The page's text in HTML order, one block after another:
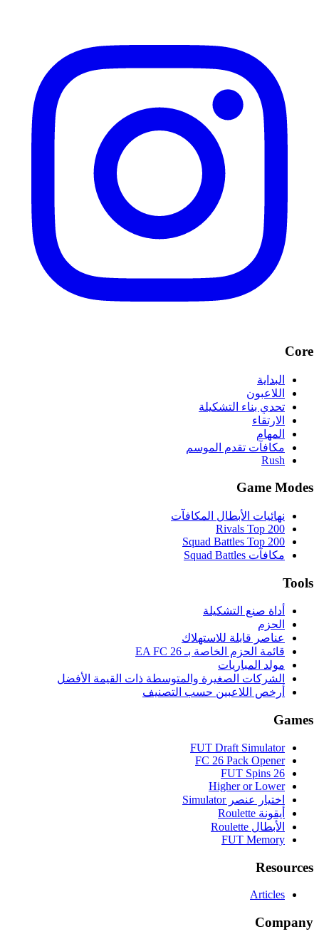
Core
البداية
اللاعبون
تحدي بناء التشكيلة
الارتقاء
المهام
مكافآت تقدم الموسم
Rush
Game Modes
نهائيات الأبطال المكافآت
Rivals Top 200
Squad Battles Top 200
مكافآت Squad Battles
Tools
أداة صنع التشكيلة
الحزم
عناصر قابلة للاستهلاك
قائمة الحزم الخاصة بـ EA FC 26
مولد المباريات
الشركات الصغيرة والمتوسطة ذات القيمة الأفضل
أرخص اللاعبين حسب التصنيف
Games
FUT Draft Simulator
FC 26 Pack Opener
FUT Spins 26
Higher or Lower
اختيار عنصر Simulator
أيقونة Roulette
الأبطال Roulette
FUT Memory
Resources
Articles
Company